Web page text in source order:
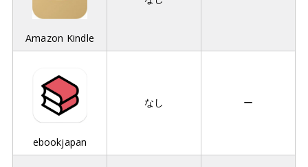
Amazon Kindle
ebookjapan
なし ー